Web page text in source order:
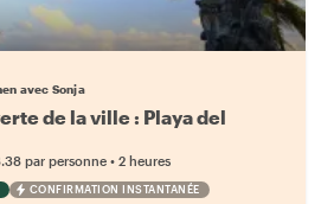
avec Sonja
de la ville : Playa del
par personne • 2 heures
CONFIRMATION INSTANTANÉE